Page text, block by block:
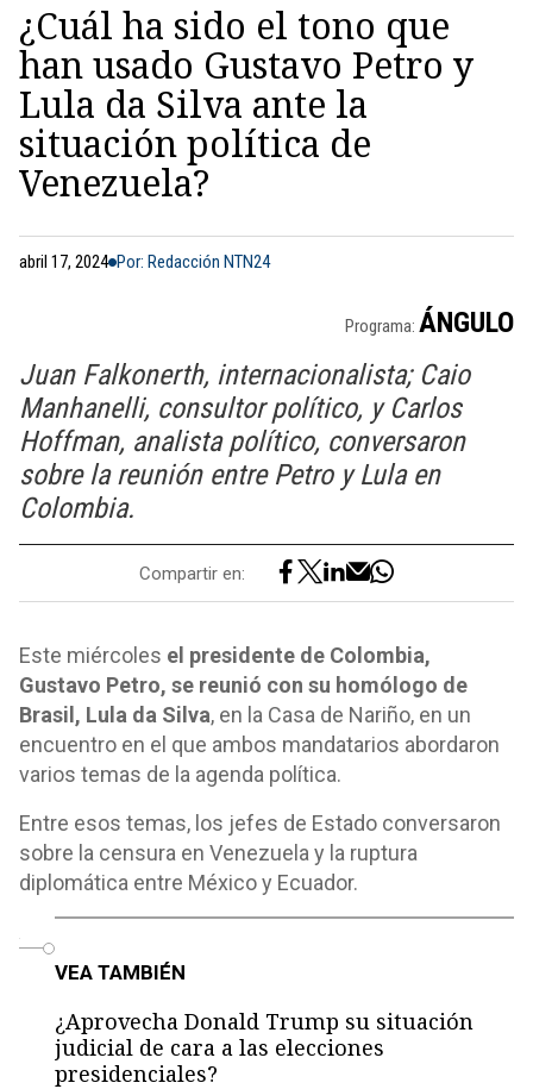
¿Cuál ha sido el tono que
han usado Gustavo Petro y
Lula da Silva ante la
situación política de
Venezuela?
abril 17, 2024 Por: Redacción NTN24
Programa: ÁNGULO
Juan Falkonerth, internacionalista; Caio
Manhanelli, consultor político, y Carlos
Hoffman, analista político, conversaron
sobre la reunión entre Petro y Lula en
Colombia.
Compartir en:
Este miércoles el presidente de Colombia,
Gustavo Petro, se reunió con su homólogo de
Brasil, Lula da Silva, en la Casa de Nariño, en un
encuentro en el que ambos mandatarios abordaron
varios temas de la agenda política.
Entre esos temas, los jefes de Estado conversaron
sobre la censura en Venezuela y la ruptura
diplomática entre México y Ecuador.
VEA TAMBIÉN
¿Aprovecha Donald Trump su situación
judicial de cara a las elecciones
presidenciales?